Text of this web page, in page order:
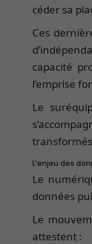
céder sa
Ces
capacité
l’emprise
Le
L’enjeu des
Le
données
Le
attestent :